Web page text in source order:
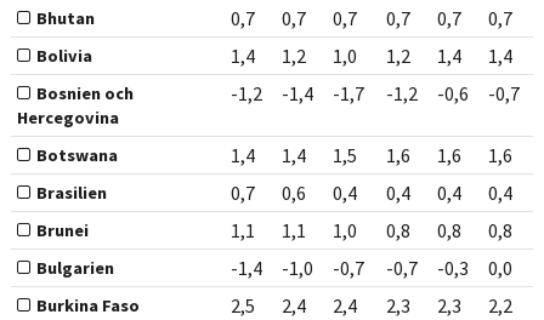
Bhutan 0,7 0,7 0,7 0,7 0,7 0,7
Bolivia 1,4 1,2 1,0 1,2 1,4 1,4
Bosnien och
Hercegovina
-1,2 -1,4 -1,7 -1,2 -0,6 -0,7
Botswana 1,4 1,4 1,5 1,6 1,6 1,6
Brasilien 0,7 0,6 0,4 0,4 0,4 0,4
Brunei 1,1 1,1 1,0 0,8 0,8 0,8
Bulgarien -1,4 -1,0 -0,7 -0,7 -0,3 0,0
Burkina Faso 2,5 2,4 2,4 2,3 2,3 2,2